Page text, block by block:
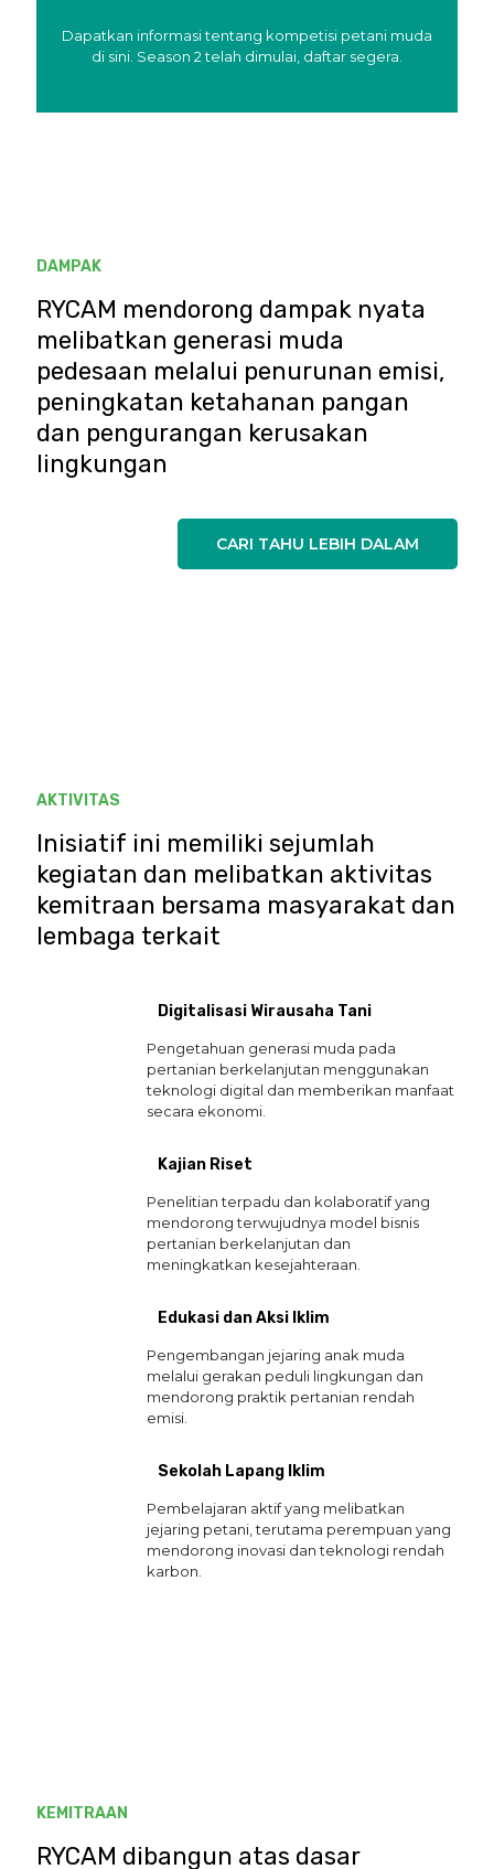
Dapatkan informasi tentang kompetisi petani muda
di sini. Season 2 telah dimulai, daftar segera.
DAMPAK
RYCAM mendorong dampak nyata
melibatkan generasi muda
pedesaan melalui penurunan emisi,
peningkatan ketahanan pangan
dan pengurangan kerusakan
lingkungan
CARI TAHU LEBIH DALAM
AKTIVITAS
Inisiatif ini memiliki sejumlah
kegiatan dan melibatkan aktivitas
kemitraan bersama masyarakat dan
lembaga terkait
Digitalisasi Wirausaha Tani
Pengetahuan generasi muda pada
pertanian berkelanjutan menggunakan
teknologi digital dan memberikan manfaat
secara ekonomi.
Kajian Riset
Penelitian terpadu dan kolaboratif yang
mendorong terwujudnya model bisnis
pertanian berkelanjutan dan
meningkatkan kesejahteraan.
Edukasi dan Aksi Iklim
Pengembangan jejaring anak muda
melalui gerakan peduli lingkungan dan
mendorong praktik pertanian rendah
emisi.
Sekolah Lapang Iklim
Pembelajaran aktif yang melibatkan
jejaring petani, terutama perempuan yang
mendorong inovasi dan teknologi rendah
karbon.
KEMITRAAN
RYCAM dibangun atas dasar